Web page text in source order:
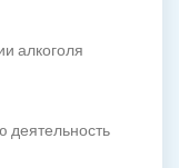
алкоголя